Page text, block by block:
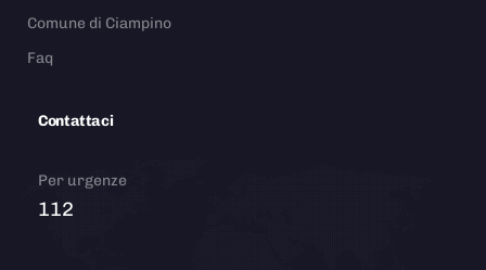
Comune di Ciampino
Faq
Contattaci
Per urgenze
112